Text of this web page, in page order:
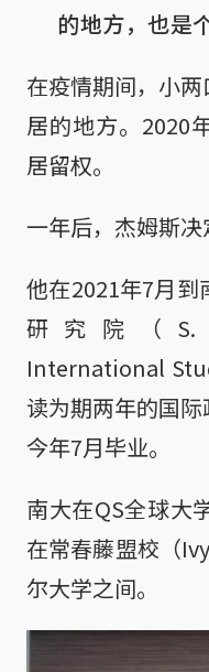
的地方，也是
在疫情期间，小
居的地方。2020
居留权。
一年后，杰姆斯决
他在2021年7月到
研究院（S.
International
读为期两年的国
今年7月毕业。
南大在QS全球大
在常春藤盟校（
尔大学之间。